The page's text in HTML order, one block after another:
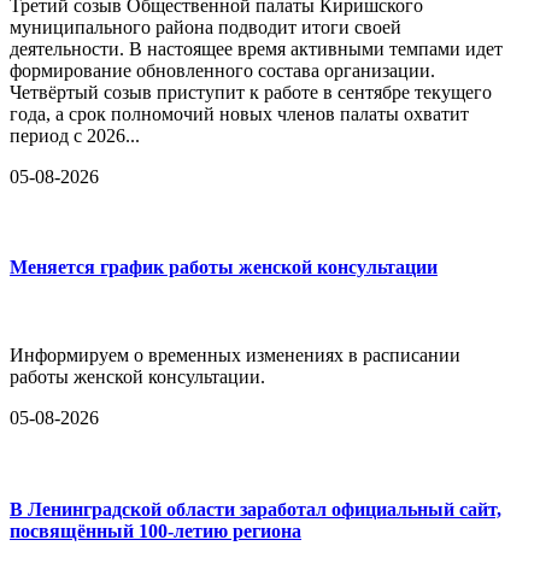
Третий созыв Общественной палаты Киришского
муниципального района подводит итоги своей
деятельности. В настоящее время активными темпами идет
формирование обновленного состава организации.
Четвёртый созыв приступит к работе в сентябре текущего
года, а срок полномочий новых членов палаты охватит
период с 2026...
05-08-2026
Меняется график работы женской консультации
Информируем о временных изменениях в расписании
работы женской консультации.
05-08-2026
В Ленинградской области заработал официальный сайт,
посвящённый 100-летию региона